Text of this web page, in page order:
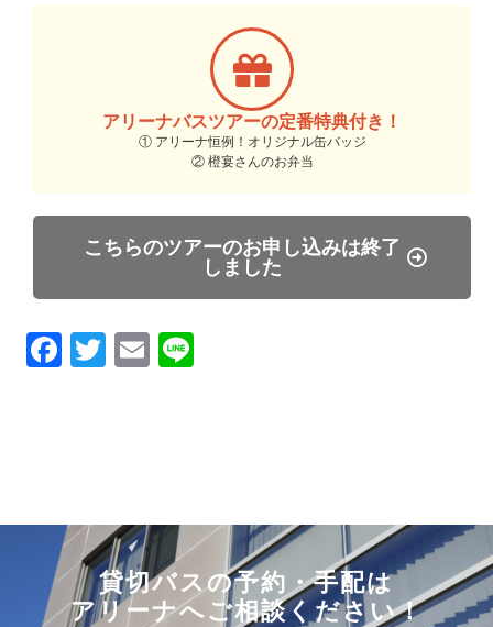
アリーナバスツアーの定番特典付き！
① アリーナ恒例！オリジナル缶バッジ
② 橙宴さんのお弁当
こちらのツアーのお申し込みは終了
しました
Facebook
TwitterEmail
貸切バスの予約・手配は
アリーナへご相談ください！